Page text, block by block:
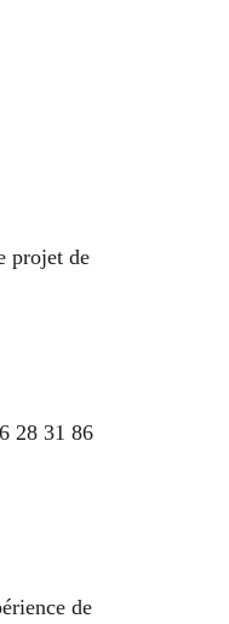
projet de
28 31 86
de